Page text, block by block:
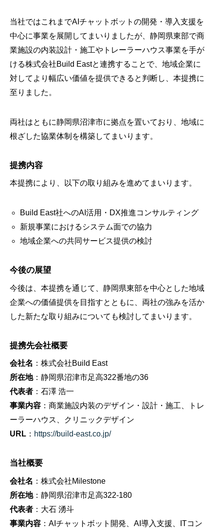
当社ではこれまでAIチャットボットの開発・導入支援を
中心に事業を展開してまいりましたが、静岡県東部で商
業施設の内装設計・施工やトレーラーハウス事業を手が
ける株式会社Build Eastと連携することで、地域企業に
対してより幅広い価値を提供できると判断し、本提携に
至りました。
両社はともに静岡県沼津市に拠点を置いており、地域に
根ざした協業体制を構築してまいります。
提携内容
本提携により、以下の取り組みを進めてまいります。
Build East社へのAI活用・DX推進コンサルティング
新規事業におけるシステム面での協力
地域企業への共同サービス提供の検討
今後の展望
今後は、本提携を通じて、静岡県東部を中心とした地域
企業への価値提供を目指すとともに、両社の強みを活か
した新たな取り組みについても検討してまいります。
提携先会社概要
会社名 ：株式会社Build East
所在地：静岡県沼津市足高322番地の36
代表者 ：石澤 浩一
事業内容 ：商業施設内装のデザイン・設計・施工、トレ
ーラーハウス、クリニックデザイン
URL ： https://build-east.co.jp/
当社概要
会社名 ：株式会社Milestone
所在地：静岡県沼津市足高322-180
代表者 ：大石 湧斗
事業内容 ：AIチャットボット開発、AI導入支援、ITコン